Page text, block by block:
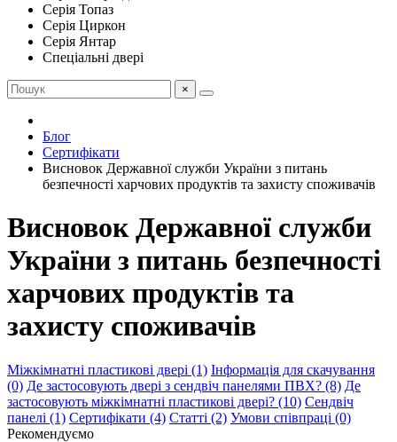
Серія Топаз
Серія Циркон
Серія Янтар
Спеціальні двері
×
Блог
Сертифікати
Висновок Державної служби України з питань
безпечності харчових продуктів та захисту споживачів
Висновок Державної служби
України з питань безпечності
харчових продуктів та
захисту споживачів
Міжкімнатні пластикові двері (1) Інформація для скачування
(0) Де застосовують двері з сендвіч панелями ПВХ? (8) Де
застосовують міжкімнатні пластикові двері? (10) Сендвіч
панелі (1) Сертифікати (4) Статті (2) Умови співпраці (0)
Рекомендуємо